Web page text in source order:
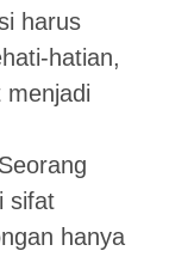
harus
hatian,
menjadi
sifat
hanya